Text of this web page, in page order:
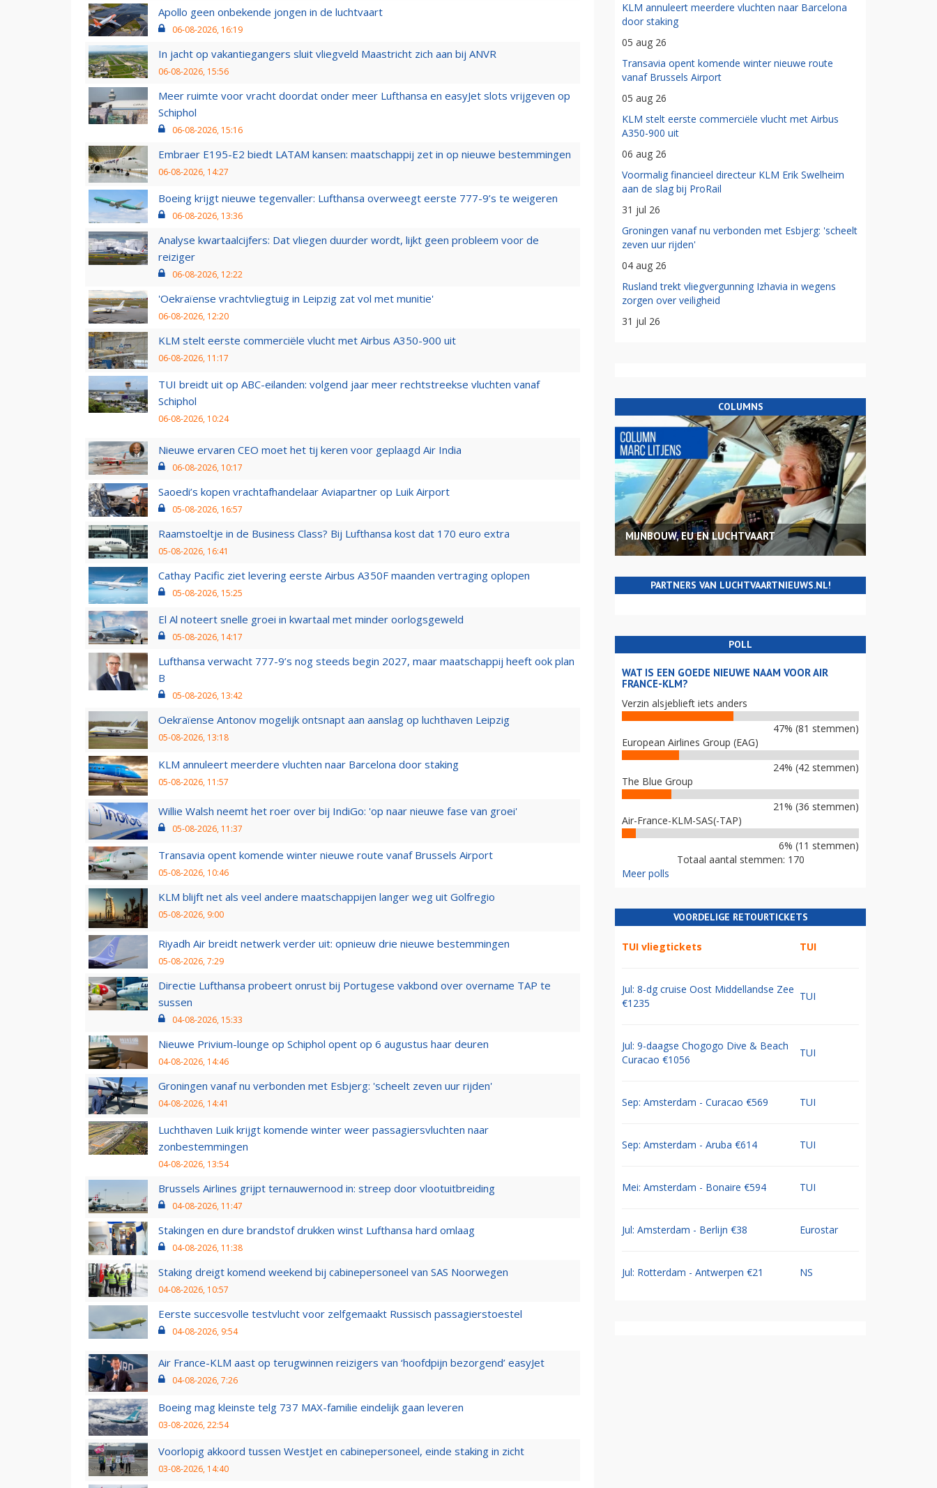
Apollo geen onbekende jongen in de luchtvaart
06-08-2026, 16:19
In jacht op vakantiegangers sluit vliegveld Maastricht zich aan bij ANVR
06-08-2026, 15:56
Meer ruimte voor vracht doordat onder meer Lufthansa en easyJet slots vrijgeven op
Schiphol
06-08-2026, 15:16
Embraer E195-E2 biedt LATAM kansen: maatschappij zet in op nieuwe bestemmingen
06-08-2026, 14:27
Boeing krijgt nieuwe tegenvaller: Lufthansa overweegt eerste 777-9’s te weigeren
06-08-2026, 13:36
Analyse kwartaalcijfers: Dat vliegen duurder wordt, lijkt geen probleem voor de
reiziger
06-08-2026, 12:22
'Oekraïense vrachtvliegtuig in Leipzig zat vol met munitie'
06-08-2026, 12:20
KLM stelt eerste commerciële vlucht met Airbus A350-900 uit
06-08-2026, 11:17
TUI breidt uit op ABC-eilanden: volgend jaar meer rechtstreekse vluchten vanaf
Schiphol
06-08-2026, 10:24
Nieuwe ervaren CEO moet het tij keren voor geplaagd Air India
06-08-2026, 10:17
Saoedi’s kopen vrachtafhandelaar Aviapartner op Luik Airport
05-08-2026, 16:57
Raamstoeltje in de Business Class? Bij Lufthansa kost dat 170 euro extra
05-08-2026, 16:41
Cathay Pacific ziet levering eerste Airbus A350F maanden vertraging oplopen
05-08-2026, 15:25
El Al noteert snelle groei in kwartaal met minder oorlogsgeweld
05-08-2026, 14:17
Lufthansa verwacht 777-9’s nog steeds begin 2027, maar maatschappij heeft ook plan
B
05-08-2026, 13:42
Oekraïense Antonov mogelijk ontsnapt aan aanslag op luchthaven Leipzig
05-08-2026, 13:18
KLM annuleert meerdere vluchten naar Barcelona door staking
05-08-2026, 11:57
Willie Walsh neemt het roer over bij IndiGo: 'op naar nieuwe fase van groei'
05-08-2026, 11:37
Transavia opent komende winter nieuwe route vanaf Brussels Airport
05-08-2026, 10:46
KLM blijft net als veel andere maatschappijen langer weg uit Golfregio
05-08-2026, 9:00
Riyadh Air breidt netwerk verder uit: opnieuw drie nieuwe bestemmingen
05-08-2026, 7:29
Directie Lufthansa probeert onrust bij Portugese vakbond over overname TAP te
sussen
04-08-2026, 15:33
Nieuwe Privium-lounge op Schiphol opent op 6 augustus haar deuren
04-08-2026, 14:46
Groningen vanaf nu verbonden met Esbjerg: 'scheelt zeven uur rijden'
04-08-2026, 14:41
Luchthaven Luik krijgt komende winter weer passagiersvluchten naar
zonbestemmingen
04-08-2026, 13:54
Brussels Airlines grijpt ternauwernood in: streep door vlootuitbreiding
04-08-2026, 11:47
Stakingen en dure brandstof drukken winst Lufthansa hard omlaag
04-08-2026, 11:38
Staking dreigt komend weekend bij cabinepersoneel van SAS Noorwegen
04-08-2026, 10:57
Eerste succesvolle testvlucht voor zelfgemaakt Russisch passagierstoestel
04-08-2026, 9:54
Air France-KLM aast op terugwinnen reizigers van ‘hoofdpijn bezorgend’ easyJet
04-08-2026, 7:26
Boeing mag kleinste telg 737 MAX-familie eindelijk gaan leveren
03-08-2026, 22:54
Voorlopig akkoord tussen WestJet en cabinepersoneel, einde staking in zicht
03-08-2026, 14:40
KLM annuleert meerdere vluchten naar Barcelona
door staking
05 aug 26
Transavia opent komende winter nieuwe route
vanaf Brussels Airport
05 aug 26
KLM stelt eerste commerciële vlucht met Airbus
A350-900 uit
06 aug 26
Voormalig financieel directeur KLM Erik Swelheim
aan de slag bij ProRail
31 jul 26
Groningen vanaf nu verbonden met Esbjerg: 'scheelt
zeven uur rijden'
04 aug 26
Rusland trekt vliegvergunning Izhavia in wegens
zorgen over veiligheid
31 jul 26
COLUMNS
MIJNBOUW, EU EN LUCHTVAART
PARTNERS VAN LUCHTVAARTNIEUWS.NL!
POLL
WAT IS EEN GOEDE NIEUWE NAAM VOOR AIR
FRANCE-KLM?
Verzin alsjeblieft iets anders
47% (81 stemmen)
European Airlines Group (EAG)
24% (42 stemmen)
The Blue Group
21% (36 stemmen)
Air-France-KLM-SAS(-TAP)
6% (11 stemmen)
Totaal aantal stemmen: 170
Meer polls
VOORDELIGE RETOURTICKETS
TUI vliegtickets TUI
Jul: 8-dg cruise Oost Middellandse Zee
€1235
TUI
Jul: 9-daagse Chogogo Dive & Beach
Curacao €1056
TUI
Sep: Amsterdam - Curacao €569 TUI
Sep: Amsterdam - Aruba €614 TUI
Mei: Amsterdam - Bonaire €594 TUI
Jul: Amsterdam - Berlijn €38 Eurostar
Jul: Rotterdam - Antwerpen €21 NS